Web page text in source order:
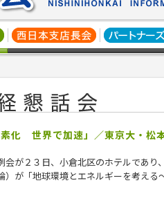
化 世界で加速」／東京大・松
会が２３日、小倉北区のホテルであり
）が「地球環境とエネルギーを考え